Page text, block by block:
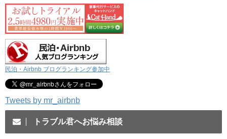
民泊・Airbnb ブログランキング参加中
Tweets by mr_airbnb
トラブル君へお悩み相談